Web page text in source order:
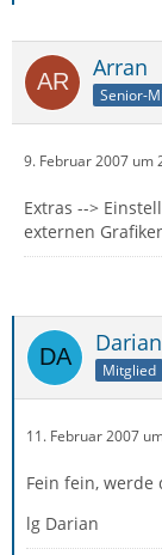
Arran
Senior-
9. Februar 2007 um
Extras -->
externen
Darian
Mitglied
11. Februar 2007
Fein fein,
lg Darian